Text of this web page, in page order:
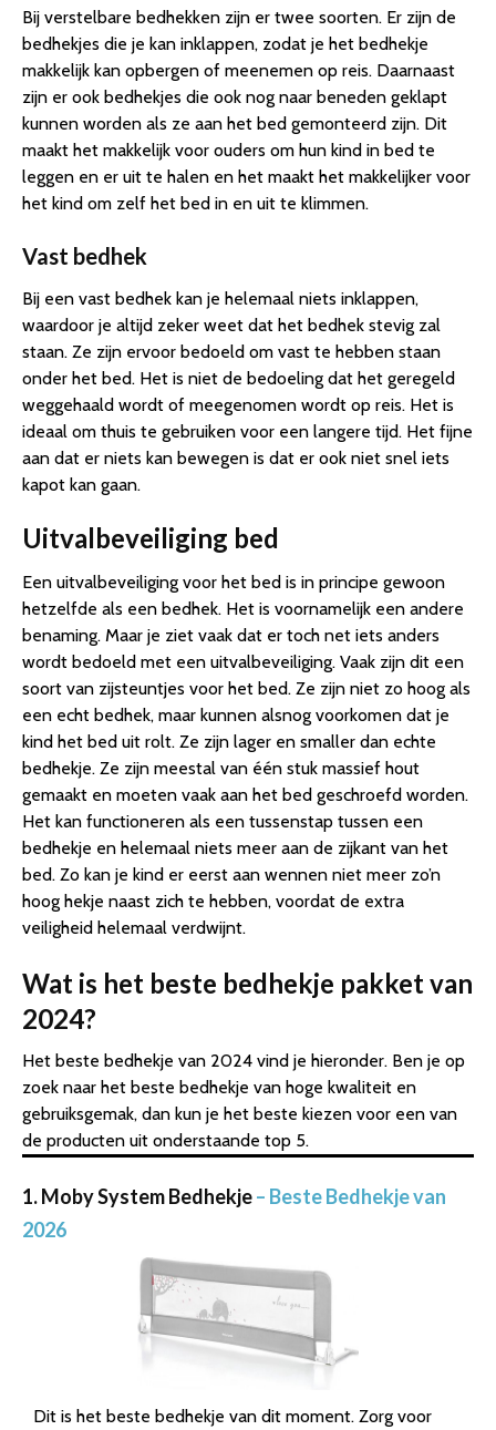
Bij verstelbare bedhekken zijn er twee soorten. Er zijn de
bedhekjes die je kan inklappen, zodat je het bedhekje
makkelijk kan opbergen of meenemen op reis. Daarnaast
zijn er ook bedhekjes die ook nog naar beneden geklapt
kunnen worden als ze aan het bed gemonteerd zijn. Dit
maakt het makkelijk voor ouders om hun kind in bed te
leggen en er uit te halen en het maakt het makkelijker voor
het kind om zelf het bed in en uit te klimmen.
Vast bedhek
Bij een vast bedhek kan je helemaal niets inklappen,
waardoor je altijd zeker weet dat het bedhek stevig zal
staan. Ze zijn ervoor bedoeld om vast te hebben staan
onder het bed. Het is niet de bedoeling dat het geregeld
weggehaald wordt of meegenomen wordt op reis. Het is
ideaal om thuis te gebruiken voor een langere tijd. Het fijne
aan dat er niets kan bewegen is dat er ook niet snel iets
kapot kan gaan.
Uitvalbeveiliging bed
Een uitvalbeveiliging voor het bed is in principe gewoon
hetzelfde als een bedhek. Het is voornamelijk een andere
benaming. Maar je ziet vaak dat er toch net iets anders
wordt bedoeld met een uitvalbeveiliging. Vaak zijn dit een
soort van zijsteuntjes voor het bed. Ze zijn niet zo hoog als
een echt bedhek, maar kunnen alsnog voorkomen dat je
kind het bed uit rolt. Ze zijn lager en smaller dan echte
bedhekje. Ze zijn meestal van één stuk massief hout
gemaakt en moeten vaak aan het bed geschroefd worden.
Het kan functioneren als een tussenstap tussen een
bedhekje en helemaal niets meer aan de zijkant van het
bed. Zo kan je kind er eerst aan wennen niet meer zo’n
hoog hekje naast zich te hebben, voordat de extra
veiligheid helemaal verdwijnt.
Wat is het beste bedhekje pakket van
2024?
Het beste bedhekje van 2024 vind je hieronder. Ben je op
zoek naar het beste bedhekje van hoge kwaliteit en
gebruiksgemak, dan kun je het beste kiezen voor een van
de producten uit onderstaande top 5.
1. Moby System Bedhekje– Beste Bedhekje van
2026
Dit is het beste bedhekje van dit moment. Zorg voor